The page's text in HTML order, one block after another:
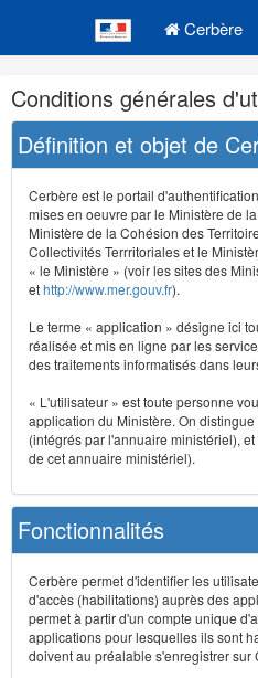
Cerbère
Navigation
et
outils
annexes
Conditions générales
Définition et objet de
Cerbère est le portail
mises en oeuvre par le Ministère de
Ministère de la Cohésion des
Collectivités Terrritoriales et le
« le Ministère » (voir les sites des
ethttp://www.mer.gouv.fr).
Le terme « application » désigne ici
réalisée et mis en ligne par les
des traitements informatisés dans
« L'utilisateur » est toute personne
application du Ministère. On
(intégrés par l'annuaire ministériel),
de cet annuaire ministériel).
Fonctionnalités
Cerbère permet d'identifier les
d'accès (habilitations) auprès des
permet à partir d'un compte unique
applications pour lesquelles ils sont
doivent au préalable s'enregistrer sur